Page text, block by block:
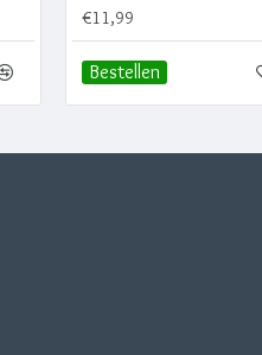
€11,99
Bestellen